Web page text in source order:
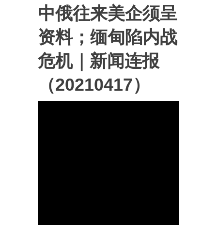
中俄往来美企须呈
资料；缅甸陷内战
危机｜新闻连报
（20210417）